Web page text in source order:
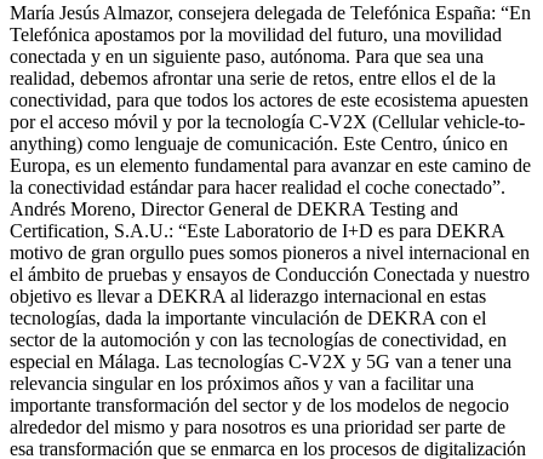
María Jesús Almazor, consejera delegada de Telefónica España: “En
Telefónica apostamos por la movilidad del futuro, una movilidad
conectada y en un siguiente paso, autónoma. Para que sea una
realidad, debemos afrontar una serie de retos, entre ellos el de la
conectividad, para que todos los actores de este ecosistema apuesten
por el acceso móvil y por la tecnología C-V2X (Cellular vehicle-to-
anything) como lenguaje de comunicación. Este Centro, único en
Europa, es un elemento fundamental para avanzar en este camino de
la conectividad estándar para hacer realidad el coche conectado”.
Andrés Moreno, Director General de DEKRA Testing and
Certification, S.A.U.: “Este Laboratorio de I+D es para DEKRA
motivo de gran orgullo pues somos pioneros a nivel internacional en
el ámbito de pruebas y ensayos de Conducción Conectada y nuestro
objetivo es llevar a DEKRA al liderazgo internacional en estas
tecnologías, dada la importante vinculación de DEKRA con el
sector de la automoción y con las tecnologías de conectividad, en
especial en Málaga. Las tecnologías C-V2X y 5G van a tener una
relevancia singular en los próximos años y van a facilitar una
importante transformación del sector y de los modelos de negocio
alrededor del mismo y para nosotros es una prioridad ser parte de
esa transformación que se enmarca en los procesos de digitalización